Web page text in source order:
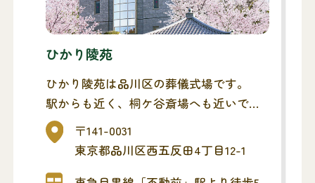
ひかり陵苑
ひかり陵苑は品川区の葬儀式場です。
駅からも近く、桐ケ谷斎場へも近いで
す。
〒141-0031
東京都品川区西五反田4丁目12-1